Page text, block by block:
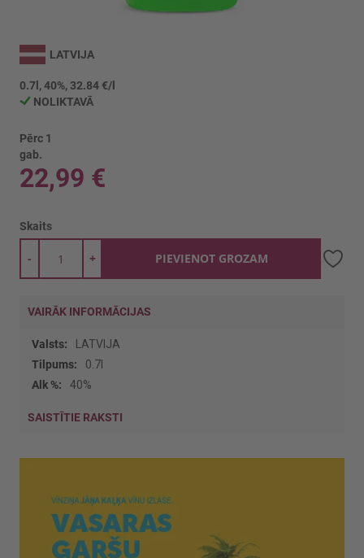
uz
galerijas
sākumu
LATVIJA
0.7l, 40%, 32.84 €/l
NOLIKTAVĀ
Pērc 1
gab.
22,99 €
Skaits
+
- PIEVIENOT GROZAM
VAIRĀK INFORMĀCIJAS
Vairāk
informācijas
LATVIJA
0.7l
40%
SAISTĪTIE RAKSTI